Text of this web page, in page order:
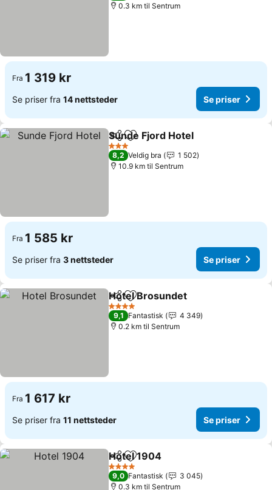
0.3 km til Sentrum
Fra 1 319 kr
Se priser fra 14 nettsteder Se priser
Del Legg til i favoritter
Sunde Fjord Hotel
3 Stjerner
8,2 Veldig bra
1 502
10.9 km til Sentrum
Fra 1 585 kr
Se priser fra 3 nettsteder Se priser
Del Legg til i favoritter
Hotel Brosundet
4 Stjerner
9,1 Fantastisk
4 349
0.2 km til Sentrum
Fra 1 617 kr
Se priser fra 11 nettsteder Se priser
Del Legg til i favoritter
Hotel 1904
4 Stjerner
9,0 Fantastisk
3 045
0.3 km til Sentrum